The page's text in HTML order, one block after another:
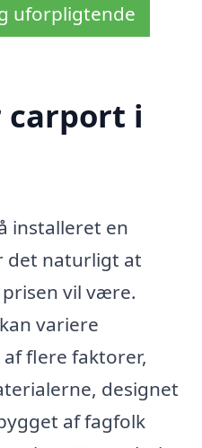
uforpligtende
carport i
installeret en
det naturligt at
vil være.
variere
flere faktorer,
designet
af fagfolk